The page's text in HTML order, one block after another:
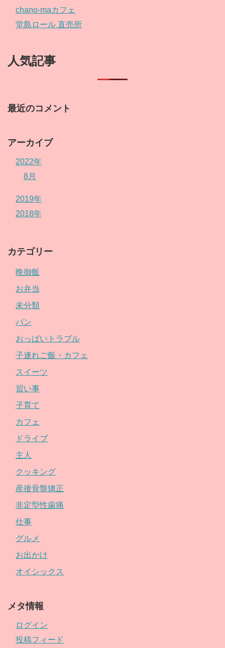
chano-maカフェ
堂島ロール 直売所
人気記事
最近のコメント
アーカイブ
2022年
8月
2019年
2018年
カテゴリー
晩御飯
お弁当
未分類
パン
おっぱいトラブル
子連れご飯・カフェ
スイーツ
習い事
子育て
カフェ
ドライブ
主人
クッキング
産後骨盤矯正
非定型性歯痛
仕事
グルメ
お出かけ
オイシックス
メタ情報
ログイン
投稿フィード